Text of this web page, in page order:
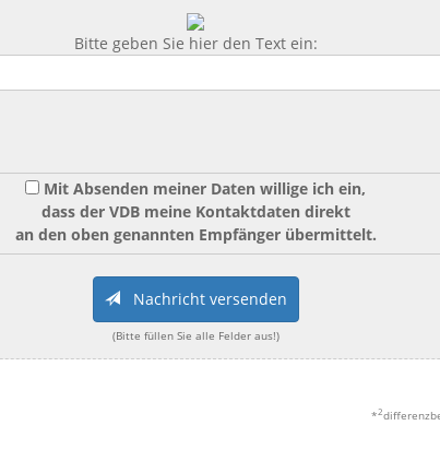
Bitte geben Sie hier den Text ein:
Mit Absenden meiner Daten willige ich ein,
dass der VDB meine Kontaktdaten direkt
an den oben genannten Empfänger übermittelt.
Nachricht versenden
(Bitte füllen Sie alle Felder aus!)
*2